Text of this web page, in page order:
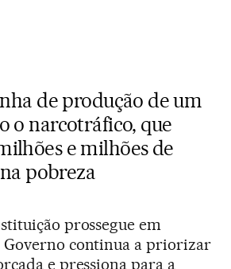
de produção de um
o narcotráfico, que
e milhões de
pobreza
prossegue em
Governo continua a priorizar
e pressiona para a